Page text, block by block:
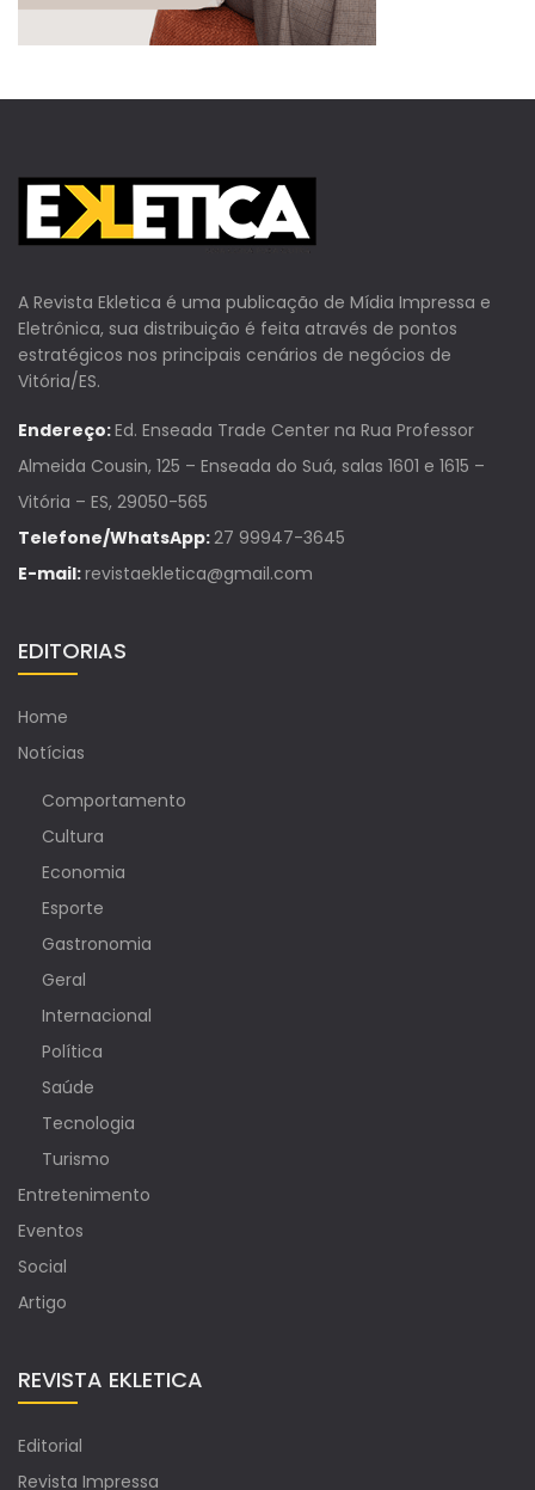
A Revista Ekletica é uma publicação de Mídia Impressa e
Eletrônica, sua distribuição é feita através de pontos
estratégicos nos principais cenários de negócios de
Vitória/ES.
Endereço:Ed. Enseada Trade Center na Rua Professor
Almeida Cousin, 125 – Enseada do Suá, salas 1601 e 1615 –
Vitória – ES, 29050-565
Telefone/WhatsApp:27 99947-3645
E-mail:revistaekletica@gmail.com
EDITORIAS
Home
Notícias
Comportamento
Cultura
Economia
Esporte
Gastronomia
Geral
Internacional
Política
Saúde
Tecnologia
Turismo
Entretenimento
Eventos
Social
Artigo
REVISTA EKLETICA
Editorial
Revista Impressa